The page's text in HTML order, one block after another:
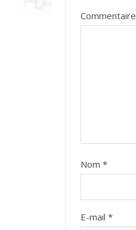
Commentaire
Nom *
E-mail *